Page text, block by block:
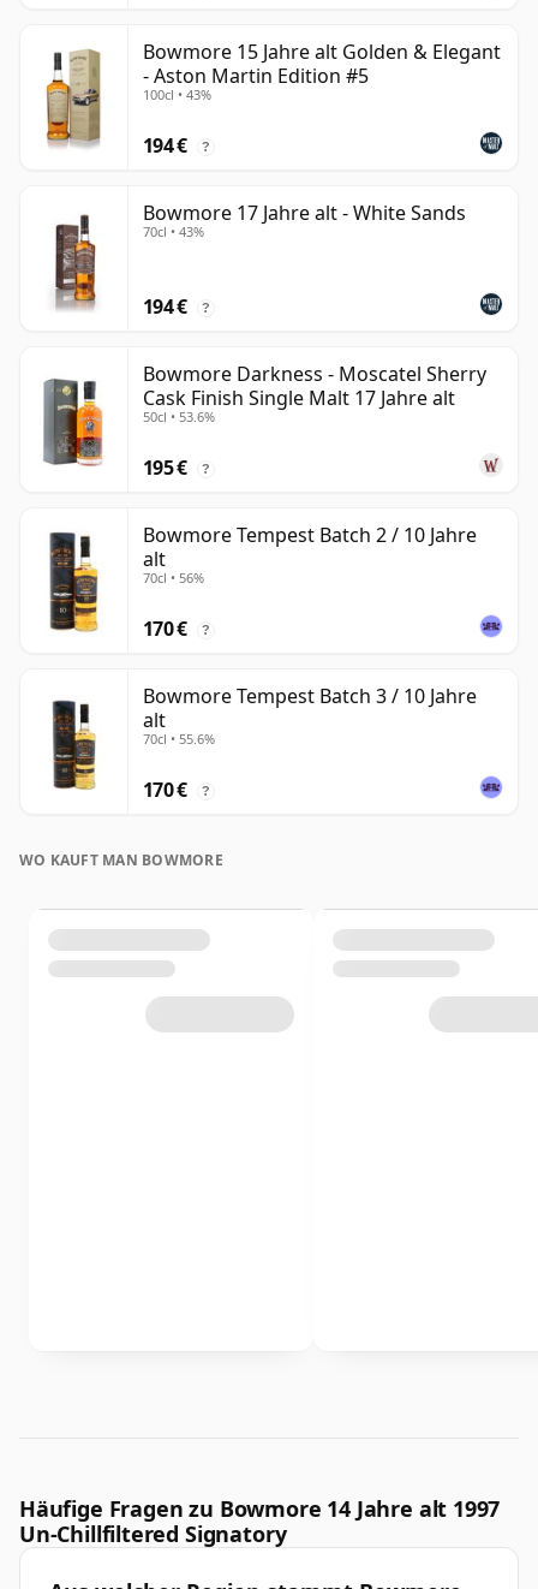
Bowmore 15 Jahre alt Golden & Elegant
- Aston Martin Edition #5
100cl • 43%
194 € ?
Bowmore 17 Jahre alt - White Sands
70cl • 43%
194 € ?
Bowmore Darkness - Moscatel Sherry
Cask Finish Single Malt 17 Jahre alt
50cl • 53.6%
195 € ?
Bowmore Tempest Batch 2 / 10 Jahre
alt
70cl • 56%
170 € ?
Bowmore Tempest Batch 3 / 10 Jahre
alt
70cl • 55.6%
170 € ?
WO KAUFT MAN BOWMORE
Häufige Fragen zu Bowmore 14 Jahre alt 1997
Un-Chillfiltered Signatory